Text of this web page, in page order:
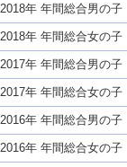
2018年 年間総合男の子
2018年 年間総合女の子
2017年 年間総合男の子
2017年 年間総合女の子
2016年 年間総合男の子
2016年 年間総合女の子